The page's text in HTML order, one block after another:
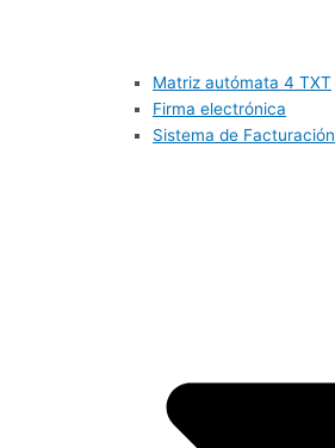
Matriz autómata 4 TXT
Firma electrónica
Sistema de Facturación